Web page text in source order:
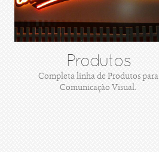
Produtos
Completa linha de Produtos para
Comunicaçào Visual.